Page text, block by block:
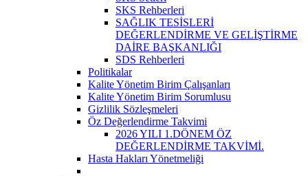
SKS Rehberleri
SAĞLIK TESİSLERİ
DEĞERLENDİRME VE GELİŞTİRME
DAİRE BAŞKANLIĞI
SDS Rehberleri
Politikalar
Kalite Yönetim Birim Çalışanları
Kalite Yönetim Birim Sorumlusu
Gizlilik Sözleşmeleri
Öz Değerlendirme Takvimi
2026 YILI 1.DÖNEM ÖZ
DEĞERLENDİRME TAKVİMİ.
Hasta Hakları Yönetmeliği